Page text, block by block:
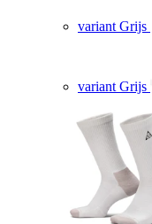
variant Grijs
variant Grijs